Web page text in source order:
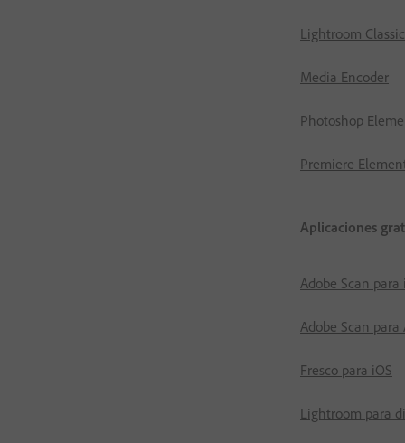
Lightroom Classic
Media Encoder
Photoshop
Premiere
Aplicaciones
Adobe Scan para
Adobe Scan para
Fresco para iOS
Lightroom para